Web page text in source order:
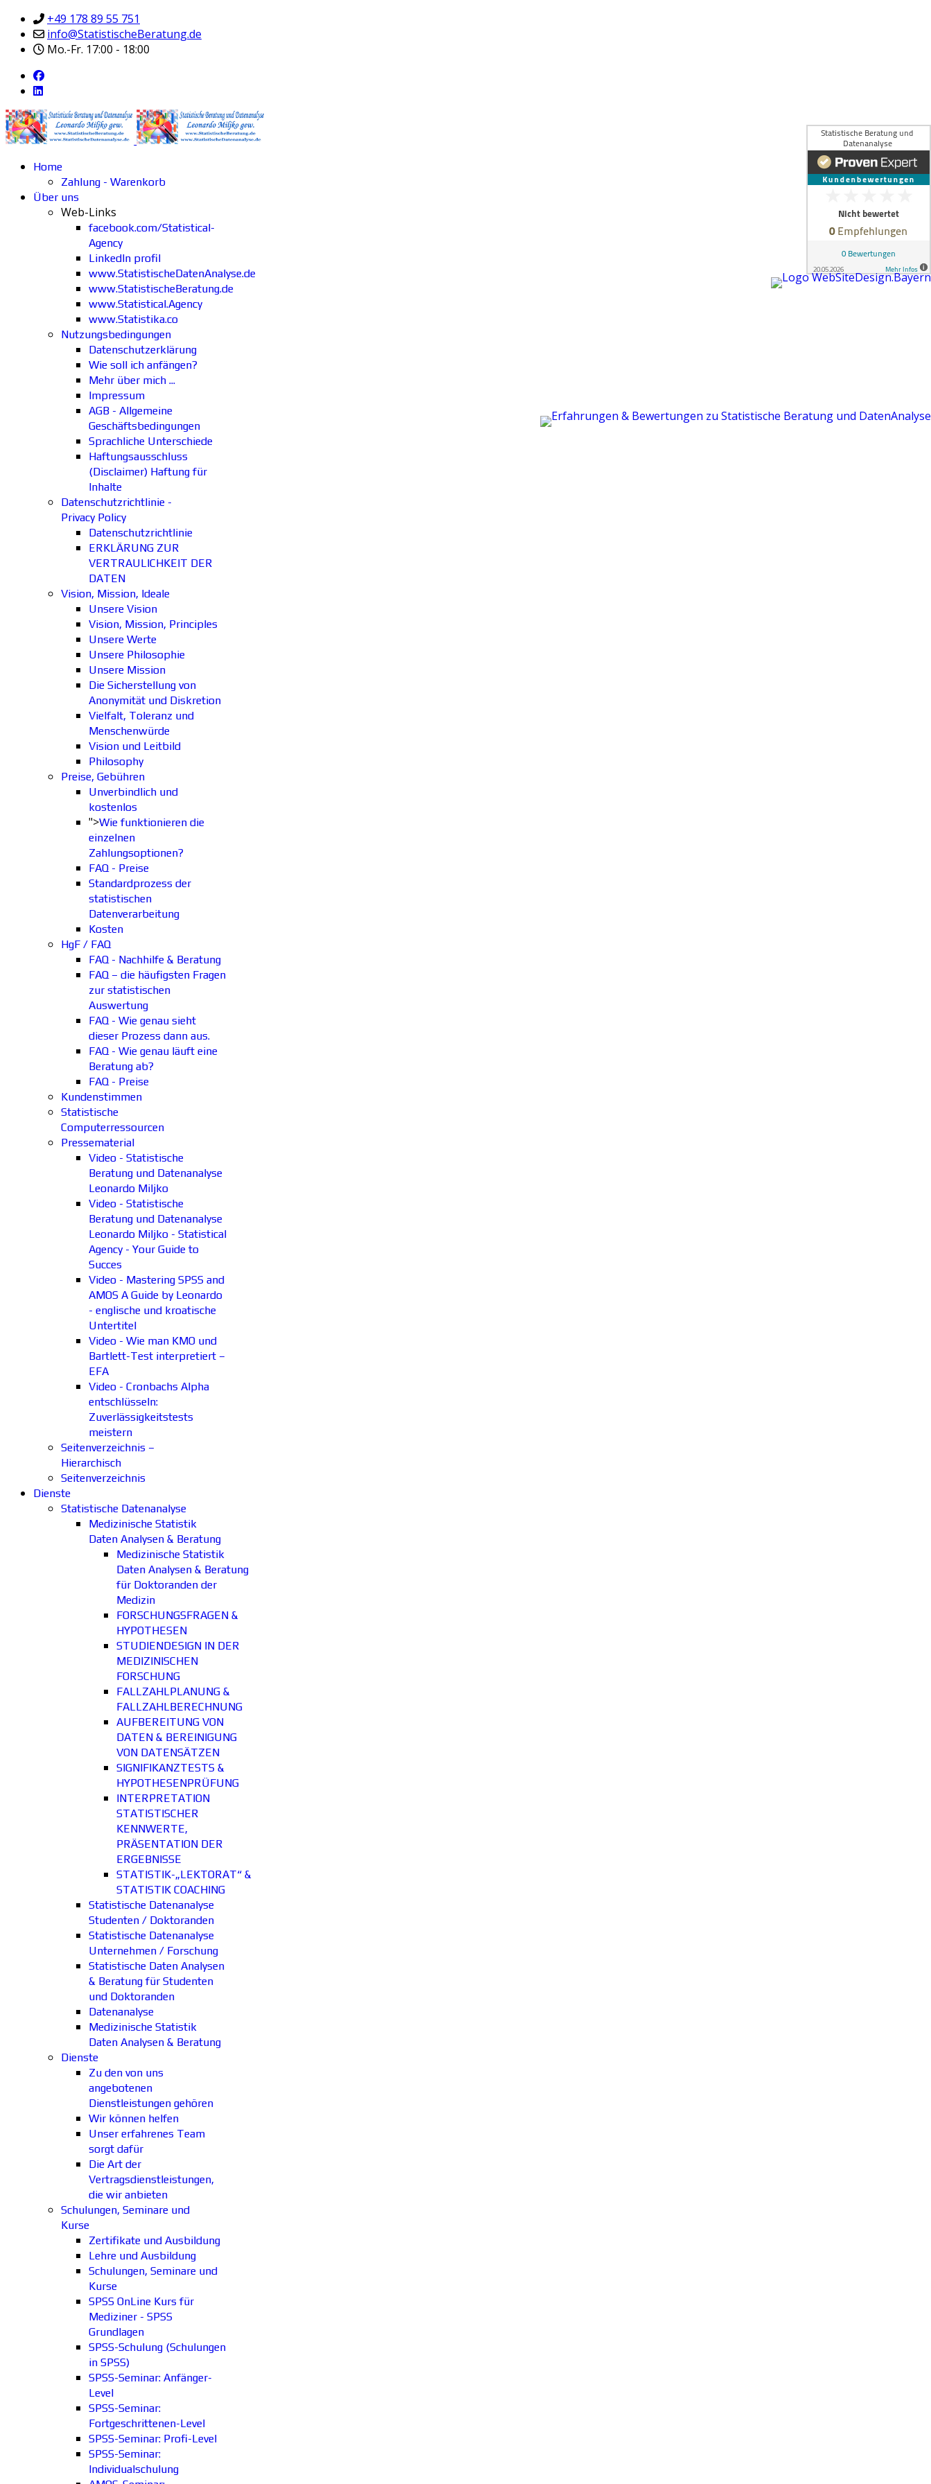
+49 178 89 55 751
info@StatistischeBeratung.de
Mo.-Fr. 17:00 - 18:00
Home
Zahlung - Warenkorb
Über uns
Web-Links
facebook.com/Statistical-
Agency
LinkedIn profil
www.StatistischeDatenAnalyse.de
www.StatistischeBeratung.de
www.Statistical.Agency
www.Statistika.co
Nutzungsbedingungen
Datenschutzerklärung
Wie soll ich anfängen?
Mehr über mich ...
Impressum
AGB - Allgemeine
Geschäftsbedingungen
Sprachliche Unterschiede
Haftungsausschluss
(Disclaimer) Haftung für
Inhalte
Datenschutzrichtlinie -
Privacy Policy
Datenschutzrichtlinie
ERKLÄRUNG ZUR
VERTRAULICHKEIT DER
DATEN
Vision, Mission, Ideale
Unsere Vision
Vision, Mission, Principles
Unsere Werte
Unsere Philosophie
Unsere Mission
Die Sicherstellung von
Anonymität und Diskretion
Vielfalt, Toleranz und
Menschenwürde
Vision und Leitbild
Philosophy
Preise, Gebühren
Unverbindlich und
kostenlos
">Wie funktionieren die
einzelnen
Zahlungsoptionen?
FAQ - Preise
Standardprozess der
statistischen
Datenverarbeitung
Kosten
HgF / FAQ
FAQ - Nachhilfe & Beratung
FAQ – die häufigsten Fragen
zur statistischen
Auswertung
FAQ - Wie genau sieht
dieser Prozess dann aus.
FAQ - Wie genau läuft eine
Beratung ab?
FAQ - Preise
Kundenstimmen
Statistische
Computerressourcen
Pressematerial
Video - Statistische
Beratung und Datenanalyse
Leonardo Miljko
Video - Statistische
Beratung und Datenanalyse
Leonardo Miljko - Statistical
Agency - Your Guide to
Succes
Video - Mastering SPSS and
AMOS A Guide by Leonardo
- englische und kroatische
Untertitel
Video - Wie man KMO und
Bartlett-Test interpretiert –
EFA
Video - Cronbachs Alpha
entschlüsseln:
Zuverlässigkeitstests
meistern
Seitenverzeichnis –
Hierarchisch
Seitenverzeichnis
Dienste
Statistische Datenanalyse
Medizinische Statistik
Daten Analysen & Beratung
Medizinische Statistik
Daten Analysen & Beratung
für Doktoranden der
Medizin
FORSCHUNGSFRAGEN &
HYPOTHESEN
STUDIENDESIGN IN DER
MEDIZINISCHEN
FORSCHUNG
FALLZAHLPLANUNG &
FALLZAHLBERECHNUNG
AUFBEREITUNG VON
DATEN & BEREINIGUNG
VON DATENSÄTZEN
SIGNIFIKANZTESTS &
HYPOTHESENPRÜFUNG
INTERPRETATION
STATISTISCHER
KENNWERTE,
PRÄSENTATION DER
ERGEBNISSE
STATISTIK-„LEKTORAT“ &
STATISTIK COACHING
Statistische Datenanalyse
Studenten / Doktoranden
Statistische Datenanalyse
Unternehmen / Forschung
Statistische Daten Analysen
& Beratung für Studenten
und Doktoranden
Datenanalyse
Medizinische Statistik
Daten Analysen & Beratung
Dienste
Zu den von uns
angebotenen
Dienstleistungen gehören
Wir können helfen
Unser erfahrenes Team
sorgt dafür
Die Art der
Vertragsdienstleistungen,
die wir anbieten
Schulungen, Seminare und
Kurse
Zertifikate und Ausbildung
Lehre und Ausbildung
Schulungen, Seminare und
Kurse
SPSS OnLine Kurs für
Mediziner - SPSS
Grundlagen
SPSS-Schulung (Schulungen
in SPSS)
SPSS-Seminar: Anfänger-
Level
SPSS-Seminar:
Fortgeschrittenen-Level
SPSS-Seminar: Profi-Level
SPSS-Seminar:
Individualschulung